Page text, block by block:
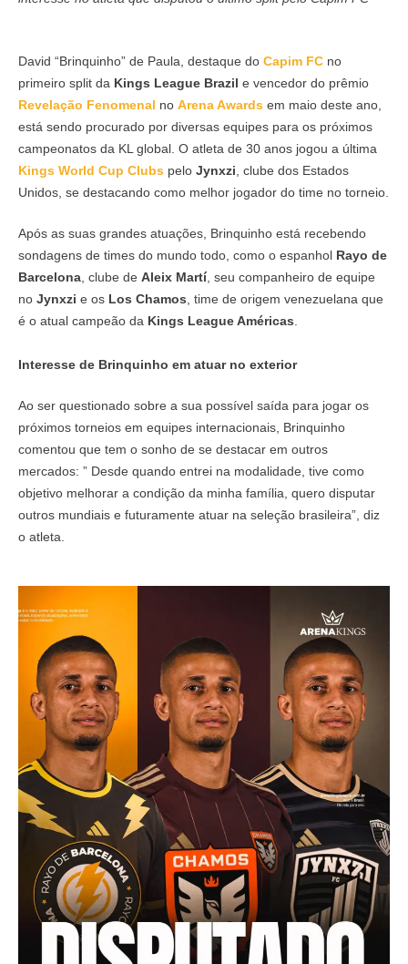
David “Brinquinho” de Paula, destaque do Capim FC no
primeiro split da Kings League Brazil e vencedor do prêmio
Revelação Fenomenal no Arena Awards em maio deste ano,
está sendo procurado por diversas equipes para os próximos
campeonatos da KL global. O atleta de 30 anos jogou a última
Kings World Cup Clubs pelo Jynxzi , clube dos Estados
Unidos, se destacando como melhor jogador do time no torneio.
Após as suas grandes atuações, Brinquinho está recebendo
sondagens de times do mundo todo, como o espanhol Rayo de
Barcelona , clube de Aleix Martí, seu companheiro de equipe
no Jynxzi e os Los Chamos , time de origem venezuelana que
é o atual campeão da Kings League Américas
Interesse de Brinquinho em atuar no exterior
Ao ser questionado sobre a sua possível saída para jogar os
próximos torneios em equipes internacionais, Brinquinho
comentou que tem o sonho de se destacar em outros
mercados: ” Desde quando entrei na modalidade, tive como
objetivo melhorar a condição da minha família, quero disputar
outros mundiais e futuramente atuar na seleção brasileira”, diz
o atleta.